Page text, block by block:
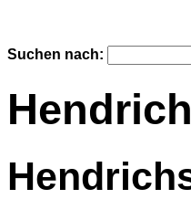
Suchen nach: